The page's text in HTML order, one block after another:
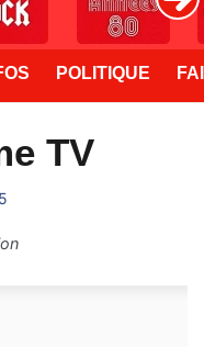
POLITIQUE
TV